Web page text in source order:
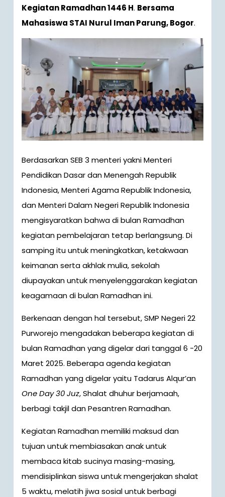
Kegiatan Ramadhan 1446 H. Bersama
Mahasiswa STAI Nurul Iman Parung, Bogor.
Berdasarkan SEB 3 menteri yakni Menteri
Pendidikan Dasar dan Menengah Republik
Indonesia, Menteri Agama Republik Indonesia,
dan Menteri Dalam Negeri Republik Indonesia
mengisyaratkan bahwa di bulan Ramadhan
kegiatan pembelajaran tetap berlangsung. Di
samping itu untuk meningkatkan, ketakwaan
keimanan serta akhlak mulia, sekolah
diupayakan untuk menyelenggarakan kegiatan
keagamaan di bulan Ramadhan ini.
Berkenaan dengan hal tersebut, SMP Negeri 22
Purworejo mengadakan beberapa kegiatan di
bulan Ramadhan yang digelar dari tanggal 6 -20
Maret 2025. Beberapa agenda kegiatan
Ramadhan yang digelar yaitu Tadarus Alqur’an
One Day 30 Juz, Shalat dhuhur berjamaah,
berbagi takjil dan Pesantren Ramadhan.
Kegiatan Ramadhan memiliki maksud dan
tujuan untuk membiasakan anak untuk
membaca kitab sucinya masing-masing,
mendisiplinkan siswa untuk mengerjakan shalat
5 waktu, melatih jiwa sosial untuk berbagi